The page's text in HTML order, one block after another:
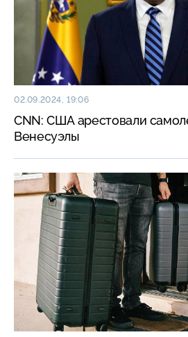
02.09.2024, 19:06
CNN: США арестовали
Венесуэлы